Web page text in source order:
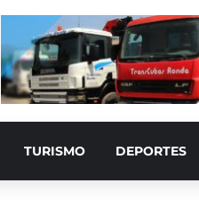
TURISMO DEPORTES